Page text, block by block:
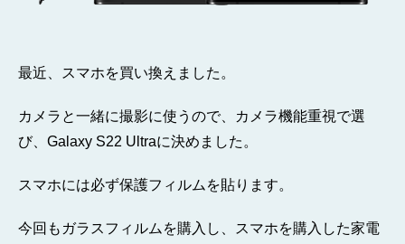
最近、スマホを買い換えました。
カメラと一緒に撮影に使うので、カメラ機能重視で選
び、Galaxy S22 Ultraに決めました。
スマホには必ず保護フィルムを貼ります。
今回もガラスフィルムを購入し、スマホを購入した家電